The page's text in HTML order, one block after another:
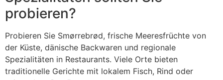
probieren?
Probieren Sie Smørrebrød, frische Meeresfrüchte von
der Küste, dänische Backwaren und regionale
Spezialitäten in Restaurants. Viele Orte bieten
traditionelle Gerichte mit lokalem Fisch, Rind oder